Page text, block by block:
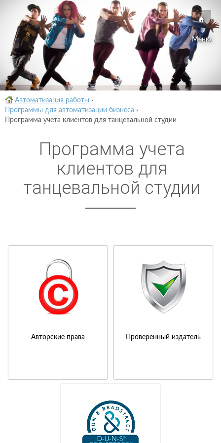
Меню
Автоматизация работы ›
Программы для автоматизации бизнеса ›
Программа учета клиентов для танцевальной студии
Программа учета
клиентов для
танцевальной студии
Авторские права Проверенный издатель